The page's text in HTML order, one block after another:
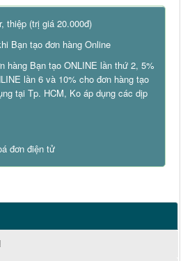
thiệp (trị giá 20.000đ)
Bạn tạo đơn hàng Online
hàng Bạn tạo ONLINE lần thứ 2, 5%
lần 6 và 10% cho đơn hàng tạo
tại Tp. HCM, Ko áp dụng các dịp
đơn điện tử